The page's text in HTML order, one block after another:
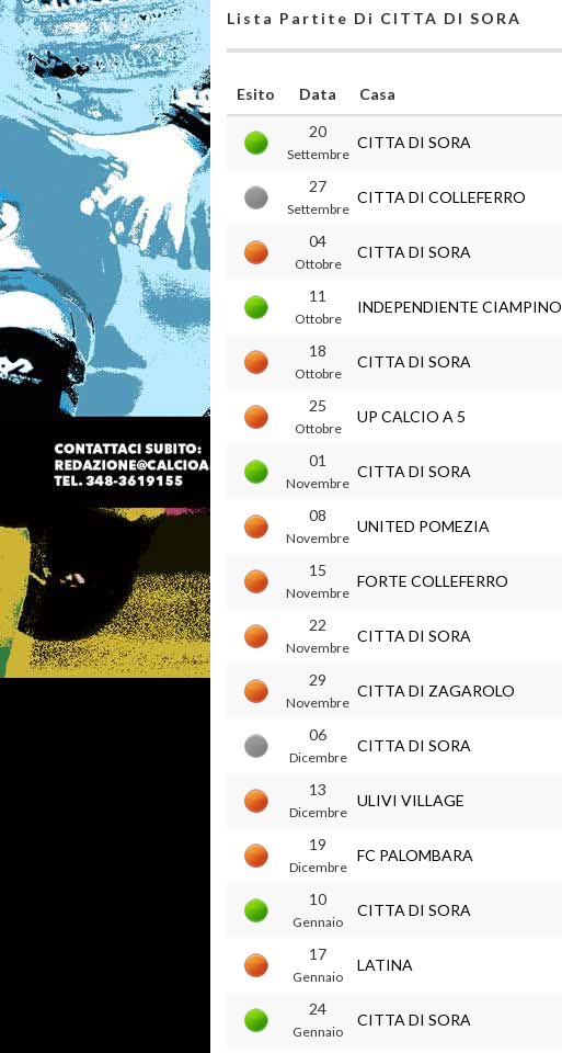
Lista Partite Di CITTA DI SORA
Esito Data Casa
20
Settembre
CITTA DI SORA
27
Settembre
CITTA DI COLLEFERRO
04
Ottobre
CITTA DI SORA
11
Ottobre
INDEPENDIENTE CIAMPINO
18
Ottobre
CITTA DI SORA
25
Ottobre
UP CALCIO A 5
01
Novembre
CITTA DI SORA
08
Novembre
UNITED POMEZIA
15
Novembre
FORTE COLLEFERRO
22
Novembre
CITTA DI SORA
29
Novembre
CITTA DI ZAGAROLO
06
Dicembre
CITTA DI SORA
13
Dicembre
ULIVI VILLAGE
19
Dicembre
FC PALOMBARA
10
Gennaio
CITTA DI SORA
17
Gennaio
LATINA
24
Gennaio
CITTA DI SORA